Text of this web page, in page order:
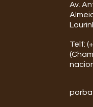
Av.
Telf: